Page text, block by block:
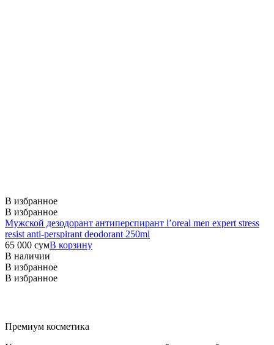
В избранное
В избранное
Мужской дезодорант антиперспирант l’oreal men expert stress
resist anti-perspirant deodorant 250ml
65 000 сумВ корзину
В наличии
В избранное
В избранное
Премиум косметика